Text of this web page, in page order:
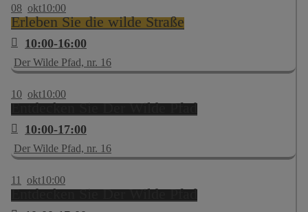
08 okt10:00
Erleben Sie die wilde Straße
10:00-16:00
Der Wilde Pfad, nr. 16
10 okt10:00
Entdecken Sie Der Wilde Pfad
10:00-17:00
Der Wilde Pfad, nr. 16
11 okt10:00
Entdecken Sie Der Wilde Pfad